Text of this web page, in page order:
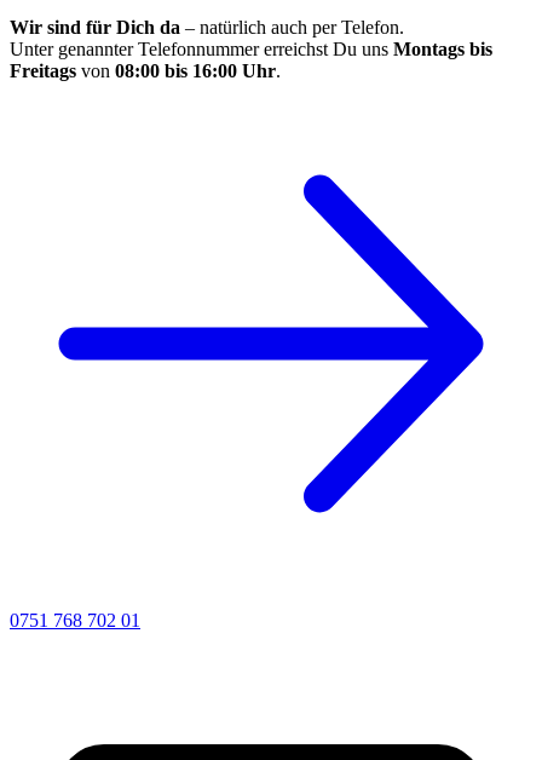
Wir sind für Dich da – natürlich auch per Telefon.
Unter genannter Telefonnummer erreichst Du uns Montags bis
Freitags von 08:00 bis 16:00 Uhr.
0751 768 702 01